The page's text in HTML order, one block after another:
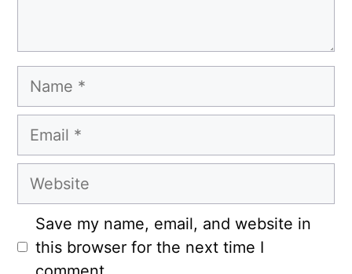
Name
Email
Website
Save my name, email, and website in
this browser for the next time I